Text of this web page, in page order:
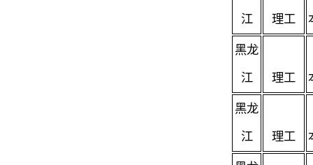
江 理工
黑龙
江 理工
黑龙
江 理工